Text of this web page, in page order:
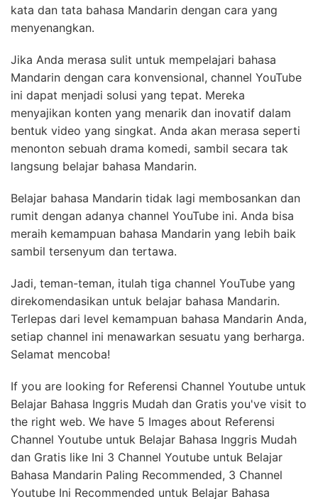
kata dan tata bahasa Mandarin dengan cara yang
menyenangkan.
Jika Anda merasa sulit untuk mempelajari bahasa
Mandarin dengan cara konvensional, channel YouTube
ini dapat menjadi solusi yang tepat. Mereka
menyajikan konten yang menarik dan inovatif dalam
bentuk video yang singkat. Anda akan merasa seperti
menonton sebuah drama komedi, sambil secara tak
langsung belajar bahasa Mandarin.
Belajar bahasa Mandarin tidak lagi membosankan dan
rumit dengan adanya channel YouTube ini. Anda bisa
meraih kemampuan bahasa Mandarin yang lebih baik
sambil tersenyum dan tertawa.
Jadi, teman-teman, itulah tiga channel YouTube yang
direkomendasikan untuk belajar bahasa Mandarin.
Terlepas dari level kemampuan bahasa Mandarin Anda,
setiap channel ini menawarkan sesuatu yang berharga.
Selamat mencoba!
If you are looking for Referensi Channel Youtube untuk
Belajar Bahasa Inggris Mudah dan Gratis you've visit to
the right web. We have 5 Images about Referensi
Channel Youtube untuk Belajar Bahasa Inggris Mudah
dan Gratis like Ini 3 Channel Youtube untuk Belajar
Bahasa Mandarin Paling Recommended, 3 Channel
Youtube Ini Recommended untuk Belajar Bahasa